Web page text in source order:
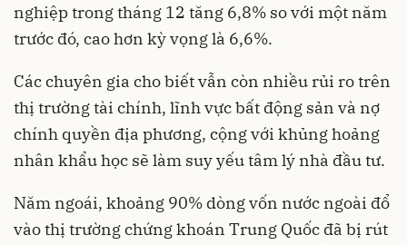
nghiệp trong tháng 12 tăng 6,8% so với một năm
trước đó, cao hơn kỳ vọng là 6,6%.
Các chuyên gia cho biết vẫn còn nhiều rủi ro trên
thị trường tài chính, lĩnh vực bất động sản và nợ
chính quyền địa phương, cộng với khủng hoảng
nhân khẩu học sẽ làm suy yếu tâm lý nhà đầu tư.
Năm ngoái, khoảng 90% dòng vốn nước ngoài đổ
vào thị trường chứng khoán Trung Quốc đã bị rút